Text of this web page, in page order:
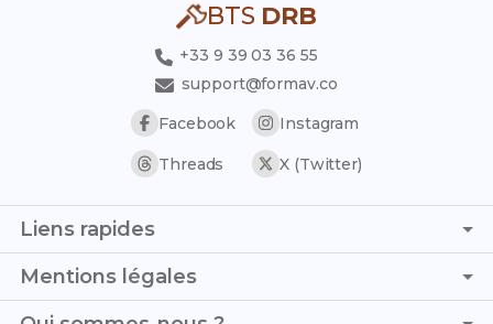
BTS DRB
+33 9 39 03 36 55
support@formav.co
Facebook
Instagram
Threads X (Twitter)
Liens rapides
Page d'accueil
Simulateur de notes
Mentions légales
C.G.V. - C.G.U.